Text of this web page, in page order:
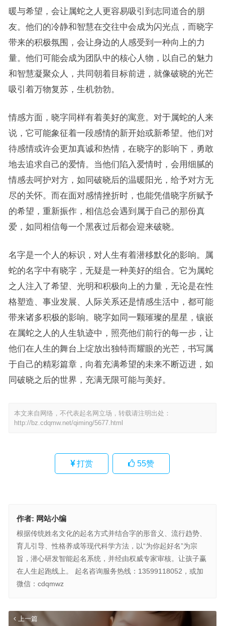
暖与希望，会让属蛇之人更容易吸引到志同道合的朋
友。他们的冷静和智慧在交往中会成为闪光点，而晓字
带来的积极氛围，会让身边的人感受到一种向上的力
量。他们可能会成为团队中的核心人物，以自己的魅力
和智慧凝聚众人，共同朝着目标前进，就像破晓的光芒
吸引着万物复苏，生机勃勃。
情感方面，晓字同样有着美好的寓意。对于属蛇的人来
说，它可能象征着一段感情的新开始或新希望。他们对
待感情或许会更加真诚和热情，在晓字的影响下，勇敢
地去追求自己的爱情。当他们陷入爱情时，会用细腻的
情感去呵护对方，如同破晓后的温暖阳光，给予对方无
尽的关怀。而在面对感情挫折时，也能凭借晓字所赋予
的希望，重新振作，相信总会遇到属于自己的那份真
爱，如同相信每一个黑夜过后都会迎来破晓。
名字是一个人的标识，对人生有着潜移默化的影响。属
蛇的名字中有晓字，无疑是一种美好的组合。它为属蛇
之人注入了希望、光明和积极向上的力量，无论是在性
格塑造、事业发展、人际关系还是情感生活中，都可能
带来诸多积极的影响。晓字如同一颗璀璨的星星，镶嵌
在属蛇之人的人生轨迹中，照亮他们前行的每一步，让
他们在人生的舞台上绽放出独特而耀眼的光芒，书写属
于自己的精彩篇章，向着充满希望的未来不断迈进，如
同破晓之后的世界，充满无限可能与美好。
本文来自网络，不代表起名网立场，转载请注明出处：
http://bz.cdqmw.net/qiming/5677.html
打赏 55赞
作者: 网站小编
根据传统姓名文化的起名方式并结合字的形音义、流行趋势、
育儿引导、性格养成等现代科学方法，以“为你起好名”为宗
旨，潜心研发智能起名系统，并经由权威专家审核。让孩子赢
在人生起跑线上。 起名咨询服务热线：13599118052，或加
微信：cdqmwz
上一篇